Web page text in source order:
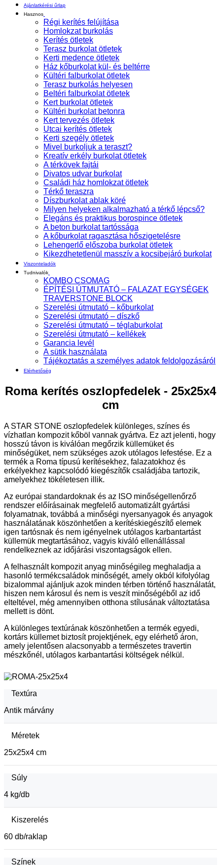
Ajánlatkérési űrlap
Hasznos
Régi kerítés felújítása
Homlokzat burkolás
Kerítés ötletek
Terasz burkolat ötletek
Kerti medence ötletek
Ház kőburkolat kül- és beltérre
Kültéri falburkolat ötletek
Terasz burkolás helyesen
Beltéri falburkolat ötletek
Kert burkolat ötletek
Kültéri burkolat betonra
Kert tervezés ötletek
Utcai kerítés ötletek
Kerti szegély ötletek
Mivel burkoljuk a teraszt?
Kreatív erkély burkolat ötletek
A térkövek fajtái
Divatos udvar burkolat
Családi ház homlokzat ötletek
Térkő teraszra
Díszburkolat ablak köré
Milyen helyeken alkalmazható a térkő lépcső?
Elegáns és praktikus borospince ötletek
A beton burkolat tartóssága
A kőburkolat ragasztása hőszigetelésre
Lehengerlő előszoba burkolat ötletek
Kikezdhetetlenül masszív a kocsibejáró burkolat
Viszonteladók
Tudnivalók
KOMBO CSOMAG
ÉPÍTÉSI ÚTMUTATÓ – FALAZAT EGYSÉGEK
TRAVERSTONE BLOCK
Szerelési útmutató – kőburkolat
Szerelési útmutató – díszkő
Szerelési útmutató – téglaburkolat
Szerelési útmutató – kellékek
Garancia levél
A sütik használata
Tájékoztatás a személyes adatok feldolgozásáról
Elérhetőség
Roma kerítés oszlopfedelek - 25x25x4
cm
A STAR STONE oszlopfedelek különleges, színes és
vízhatlan kompozit kőböl vannak gyártva. Ez azt jelenti, hogy
hosszú távon is kiválóan megőrzik küllemüket és
minőségüket, nem szükséges azok utólagos lefestése. Ez a
termék a Roma típusú kerítésekhez, falazatokhoz és
erkélyekhez kapcsolódó kiegészítők családjába tartozik,
amelyekhez tökéletesen illik.
Az európai standardoknak és az ISO minőségellenőrző
rendszer előírásainak megfelelő automatizált gyártási
folyamatnak, továbbá a minőségi nyersanyagok és anyagok
használatának köszönhetően a kerítéskiegészítő elemek
igen tartósnak és nem igényelnek utólagos karbantartást
küllemük megtartásához, vagyis kiváló ellenállással
rendelkeznek az időjárási viszontagságok ellen.
A felhasznált kompozit anyag minőségileg meghaladja a
hasonló termékcsaládok minőségét, amely okból kifolyólag
bizalommal ajánljuk azok minden térben történő használatát,
hiszen nem károsul és nem is veszít minőségéből az idő
elteltével, még amennyiben otthona stílusának változtatása
mellett is dönt.
A különleges textúrának köszönhetően a termék egyedi,
kortárs küllemet biztosít projektjének, egy elérhető áron,
amely jelentősen alacsonyabb a természetes travertin
mészkőnél, utólagos karbantartási költségek nélkül.
Textúra
Antik márvány
Méretek
25x25x4 cm
Súly
4 kg/db
Kiszerelés
60 db/raklap
Színek